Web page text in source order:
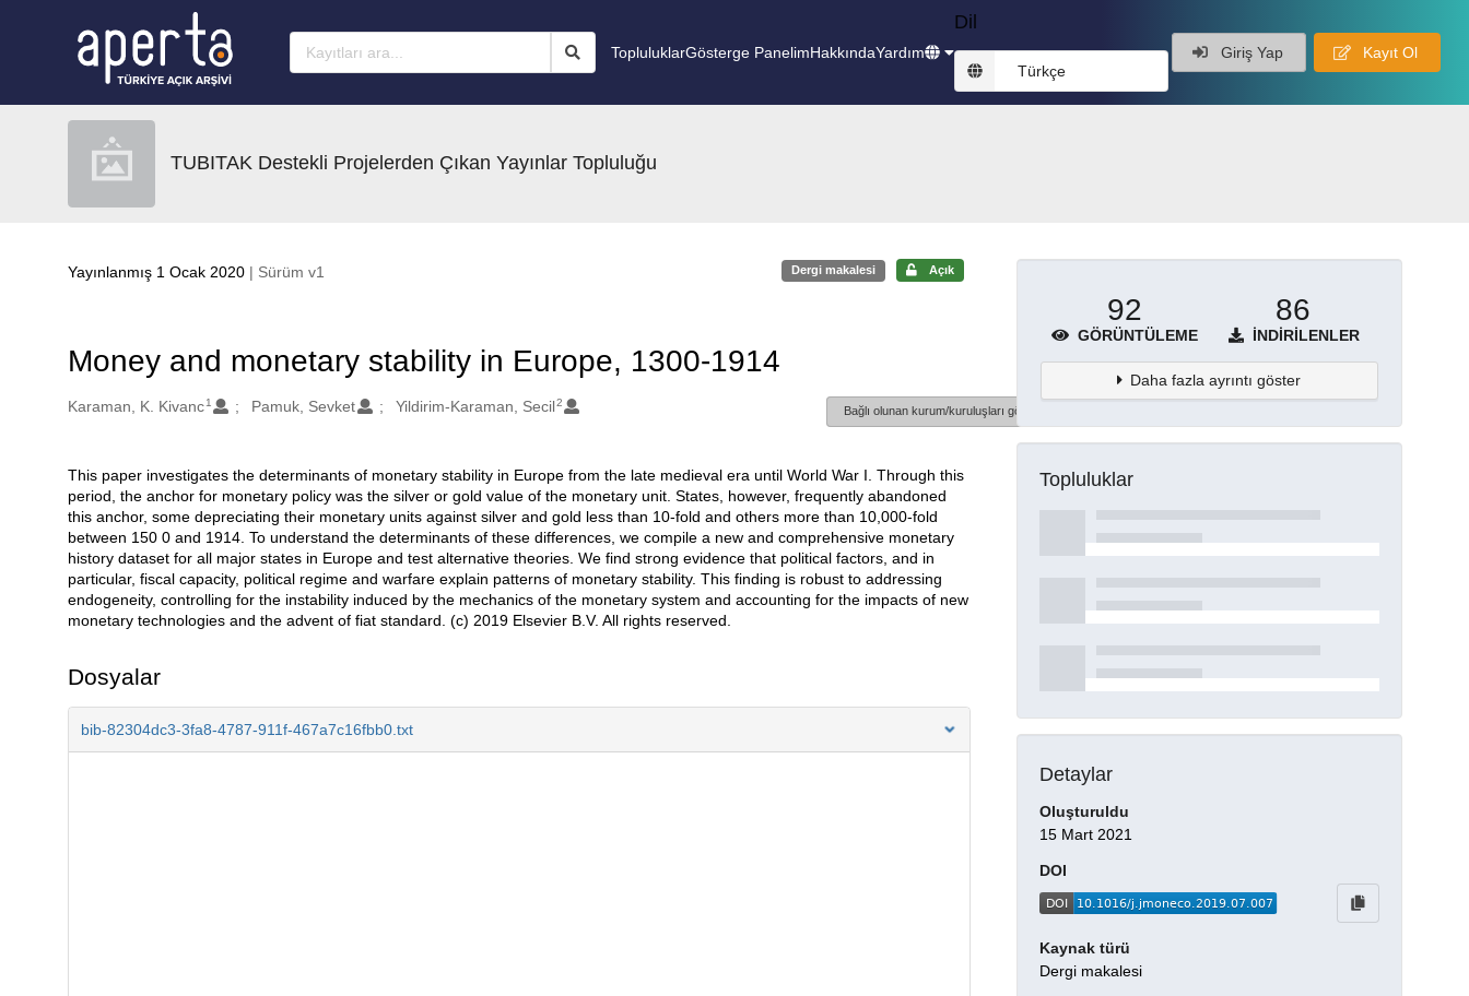
TopluluklarGösterge PanelimHakkındaYardım
Dil
Türkçe
Giriş Yap Kayıt Ol
TUBITAK Destekli Projelerden Çıkan Yayınlar Topluluğu
Yayınlanmış 1 Ocak 2020 | Sürüm v1 Dergi makalesi Açık
Money and monetary stability in Europe, 1300-1914
Oluşturanlar
Karaman, K. Kivanc 1 Pamuk, Sevket Yildirim-Karaman, Secil2
Bağlı olunan kurum/kuruluşları göster
Açıklama
This paper investigates the determinants of monetary stability in Europe from the late medieval era until World War I. Through this
period, the anchor for monetary policy was the silver or gold value of the monetary unit. States, however, frequently abandoned
this anchor, some depreciating their monetary units against silver and gold less than 10-fold and others more than 10,000-fold
between 150 0 and 1914. To understand the determinants of these differences, we compile a new and comprehensive monetary
history dataset for all major states in Europe and test alternative theories. We find strong evidence that political factors, and in
particular, fiscal capacity, political regime and warfare explain patterns of monetary stability. This finding is robust to addressing
endogeneity, controlling for the instability induced by the mechanics of the monetary system and accounting for the impacts of new
monetary technologies and the advent of fiat standard. (c) 2019 Elsevier B.V. All rights reserved.
Dosyalar
bib-82304dc3-3fa8-4787-911f-467a7c16fbb0.txt
92
GÖRÜNTÜLEME
86
İNDIRILENLER
Daha fazla ayrıntı göster
Topluluklar
Detaylar
Oluşturuldu
15 Mart 2021
DOI
Kaynak türü
Dergi makalesi